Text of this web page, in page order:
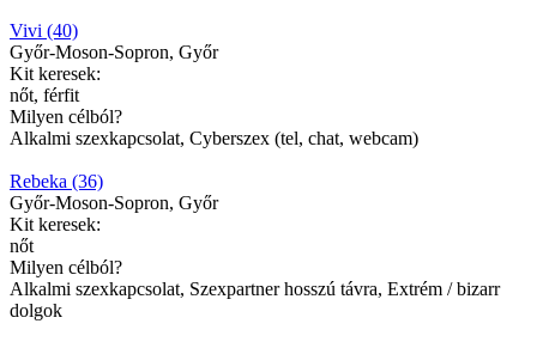
Vivi (40)
Győr-Moson-Sopron, Győr
Kit keresek:
nőt, férfit
Milyen célból?
Alkalmi szexkapcsolat, Cyberszex (tel, chat, webcam)
Rebeka (36)
Győr-Moson-Sopron, Győr
Kit keresek:
nőt
Milyen célból?
Alkalmi szexkapcsolat, Szexpartner hosszú távra, Extrém / bizarr
dolgok